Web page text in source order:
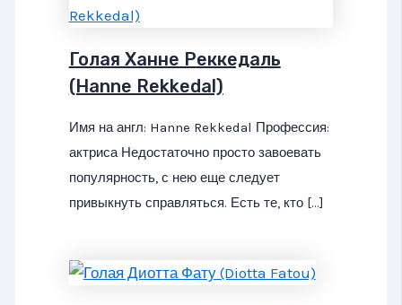
Голая Ханне Реккедаль
(Hanne Rekkedal)
Имя на англ: Hanne Rekkedal Профессия:
актриса Недостаточно просто завоевать
популярность, с нею еще следует
привыкнуть справляться. Есть те, кто […]